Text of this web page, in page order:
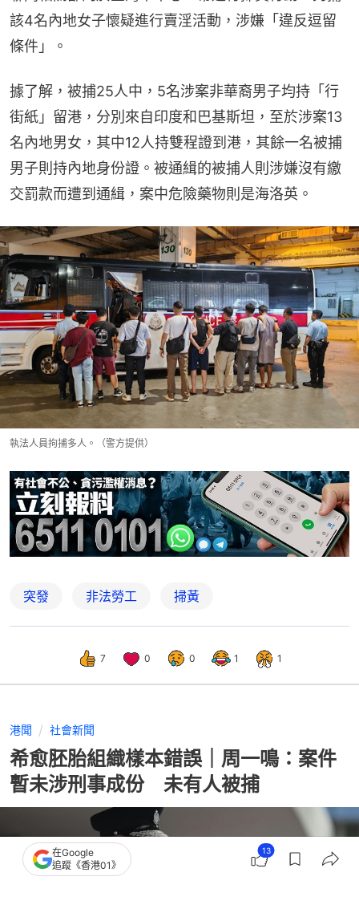
該4名內地女子懷疑進行賣淫活動，涉嫌「違反逗留
條件」。
據了解，被捕25人中，5名涉案非華裔男子均持「行
街紙」留港，分別來自印度和巴基斯坦，至於涉案13
名內地男女，其中12人持雙程證到港，其餘一名被捕
男子則持內地身份證。被通緝的被捕人則涉嫌沒有繳
交罰款而遭到通緝，案中危險藥物則是海洛英。
執法人員拘捕多人。（警方提供）
突發 非法勞工 掃黃
7 0 0 1 1
港聞 社會新聞
希愈胚胎組織樣本錯誤｜周一鳴：案件
暫未涉刑事成份 未有人被捕
在Google
追蹤《香港01》
13